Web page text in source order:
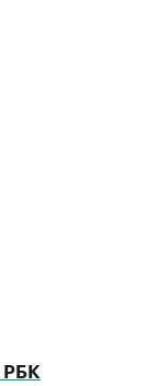
РБК